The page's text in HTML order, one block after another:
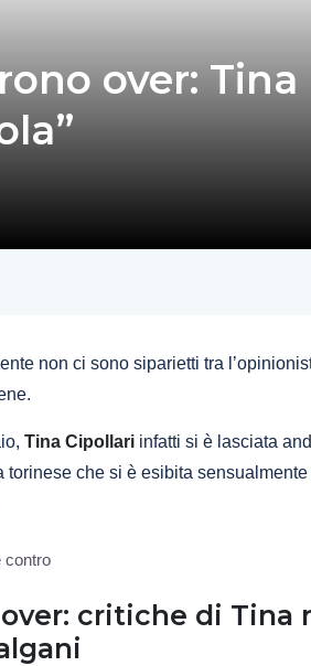
over: Tina
non ci sono siparietti tra
Tina Cipollari infatti si è lasciata
che si è esibita sensualmente
critiche di Tina